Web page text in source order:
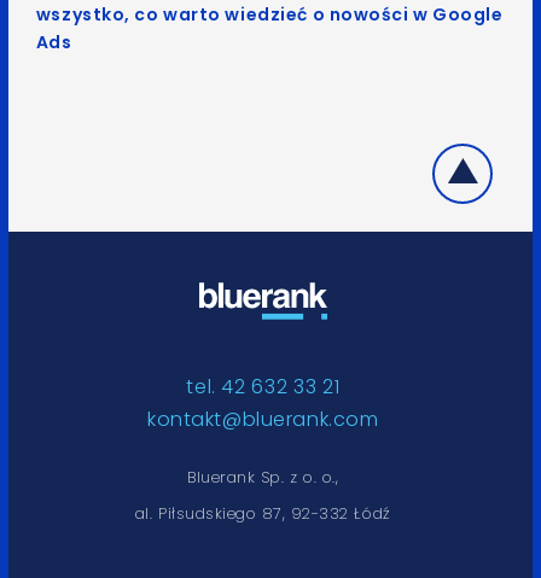
wszystko, co warto wiedzieć o nowości w Google
Ads
tel. 42 632 33 21
kontakt@bluerank.com
Bluerank Sp. z o. o.,
al. Piłsudskiego 87, 92-332 Łódź